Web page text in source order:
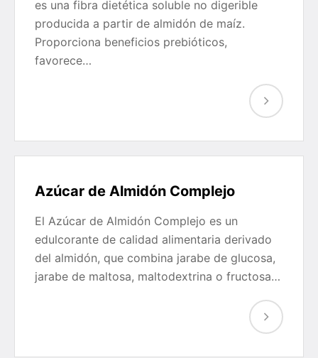
es una fibra dietética soluble no digerible
producida a partir de almidón de maíz.
Proporciona beneficios prebióticos,
favorece…
Azúcar de Almidón Complejo
El Azúcar de Almidón Complejo es un
edulcorante de calidad alimentaria derivado
del almidón, que combina jarabe de glucosa,
jarabe de maltosa, maltodextrina o fructosa…